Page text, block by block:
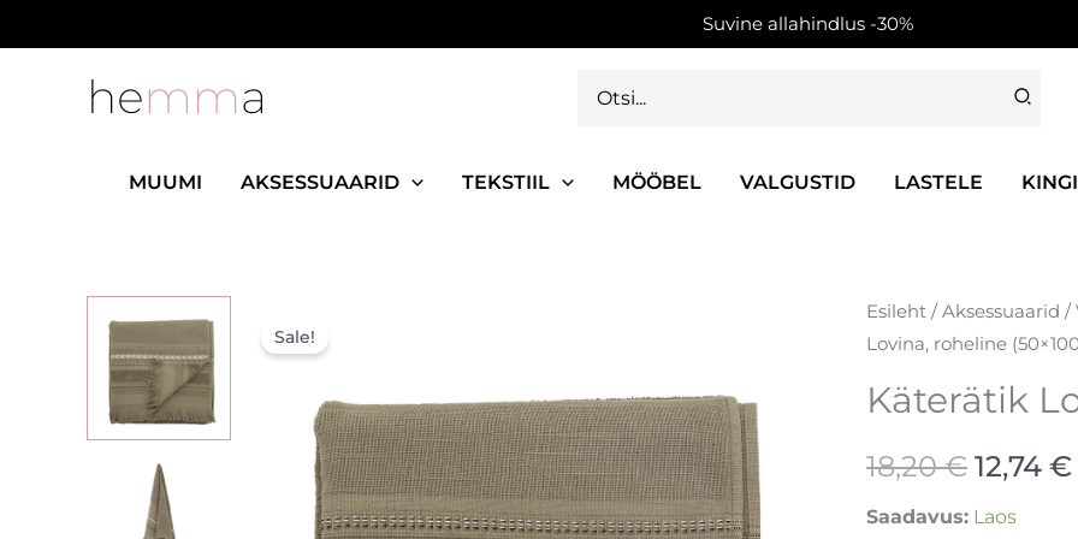
to
for:
MUUMI AKSESSUAARID TEKSTIIL MÖÖBEL VALGUSTID LASTELE
Sale!
Esileht / Aksessuaarid /
Lovina, roheline
Käterätik
18,20€
Algne
18,20 €.
12,74 €
Saadavus: Laos
Käterätik
Lovina,
roheline
(50x100)
kogus
Suvine allahindlus -30%